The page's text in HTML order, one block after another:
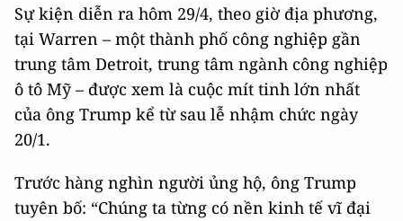
Sự kiện diễn ra hôm 29/4, theo giờ địa phương,
tại Warren – một thành phố công nghiệp gần
trung tâm Detroit, trung tâm ngành công nghiệp
ô tô Mỹ – được xem là cuộc mít tinh lớn nhất
của ông Trump kể từ sau lễ nhậm chức ngày
20/1.
Trước hàng nghìn người ủng hộ, ông Trump
tuyên bố: “Chúng ta từng có nền kinh tế vĩ đại